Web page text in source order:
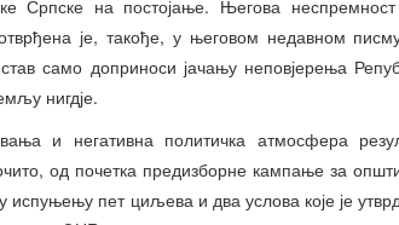
Српске на постојање. Његова
је, такође, у његовом недавном
само доприноси јачању неповјерења
нигдје.
и негативна политичка атмосфера
од почетка предизборне кампање за
испуњењу пет циљева и два услова које је